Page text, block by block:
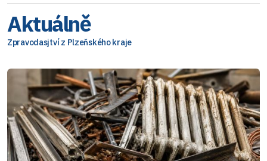
Aktuálně
Zpravodasjtví z Plzeňského kraje